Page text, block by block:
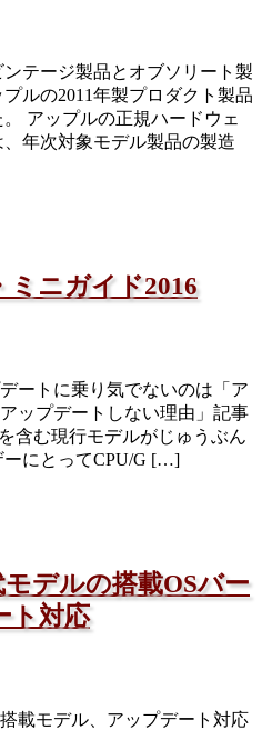
テージ製品とオブソリート製
ルの2011年製プロダクト製品
アップルの正規ハードウェ
年次対象モデル製品の製造
ミニガイド2016
ートに乗り気でないのは「ア
ップデートしない理由」記事
含む現行モデルがじゅうぶん
ーにとってCPU/G […]
デルの搭載OSバー
ト対応
載モデル、アップデート対応